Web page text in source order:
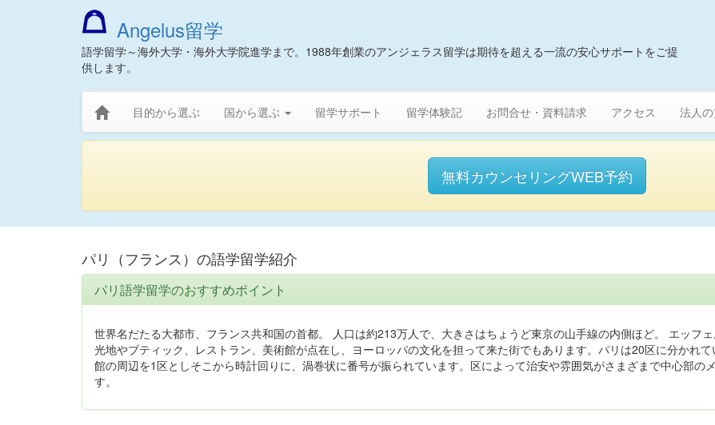
Angelus留学
語学留学～海外大学・海外大学院進学まで。1988年創業のアンジェラス留学は期待を超える一流の安心サポートをご提
供します。
目的から選ぶ 国から選ぶ 留学サポート 留学体験記 お問合せ・資料請求 アクセス 法人
無料カウンセリングWEB予約
パリ（フランス）の語学留学紹介
パリ語学留学のおすすめポイント
世界名だたる大都市、フランス共和国の首都。 人口は約213万人で、大きさはちょうど東京の山手線の内側ほど。 エッフ
光地やブティック、レストラン、美術館が点在し、ヨーロッパの文化を担って来た街でもあります。パリは20区に分かれ
館の周辺を1区としそこから時計回りに、渦巻状に番号が振られています。区によって治安や雰囲気がさまざまで中心部の
す。